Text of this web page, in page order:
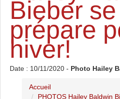
Bieber se
prépare
hiver!
Date : 10/11/2020 - Photo Hailey
Accueil
PHOTOS Hailey Baldwin